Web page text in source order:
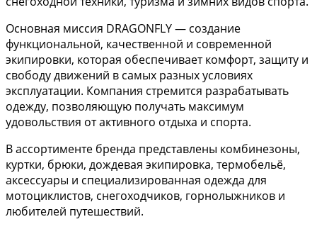
Основная миссия DRAGONFLY — создание
функциональной, качественной и современной
экипировки, которая обеспечивает комфорт, защиту и
свободу движений в самых разных условиях
эксплуатации. Компания стремится разрабатывать
одежду, позволяющую получать максимум
удовольствия от активного отдыха и спорта.
В ассортименте бренда представлены комбинезоны,
куртки, брюки, дождевая экипировка, термобельё,
аксессуары и специализированная одежда для
мотоциклистов, снегоходчиков, горнолыжников и
любителей путешествий.